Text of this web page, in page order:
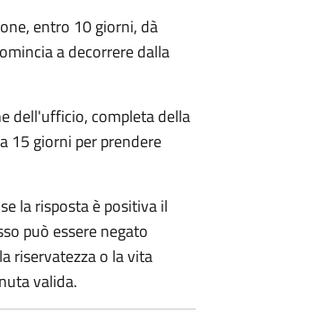
entro 10 giorni, dà
a decorrere dalla
dell'ufficio, completa della
15 giorni per prendere
la risposta è positiva il
può essere negato
riservatezza o la vita
valida.